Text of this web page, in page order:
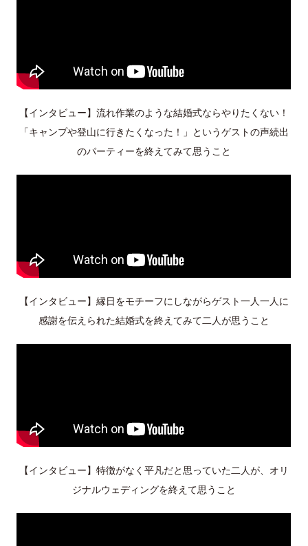
【インタビュー】流れ作業のような結婚式ならやりたくない！
「キャンプや登山に行きたくなった！」というゲストの声続出
のパーティーを終えてみて思うこと
【インタビュー】縁日をモチーフにしながらゲスト一人一人に
感謝を伝えられた結婚式を終えてみて二人が思うこと
【インタビュー】特徴がなく平凡だと思っていた二人が、オリ
ジナルウェディングを終えて思うこと